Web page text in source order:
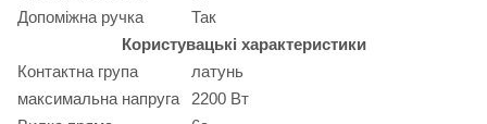
Допоміжна ручка
Так
Користувацькі характеристики
Контактна група
латунь
максимальна напруга
2200 Вт